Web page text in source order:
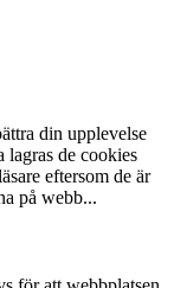
din upplevelse
lagras de cookies
eftersom de är
på webb...